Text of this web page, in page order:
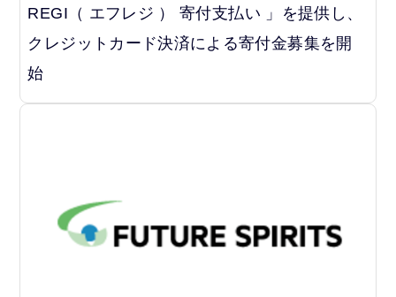
REGI（ エフレジ ） 寄付支払い 」を提供し、
クレジットカード決済による寄付金募集を開
始